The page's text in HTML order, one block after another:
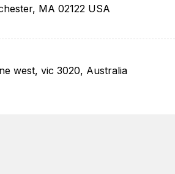
MA 02122 USA
west, vic 3020, Australia